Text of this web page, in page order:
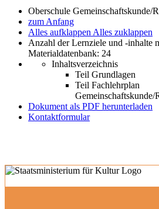
Oberschule Gemeinschaftskunde/
zum Anfang
Alles aufklappen Alles zuklappen
Anzahl der Lernziele und -inhalte
Materialdatenbank: 24
Inhaltsverzeichnis
Teil Grundlagen
Teil Fachlehrplan
Gemeinschaftskunde/
Dokument als PDF herunterladen
Kontaktformular